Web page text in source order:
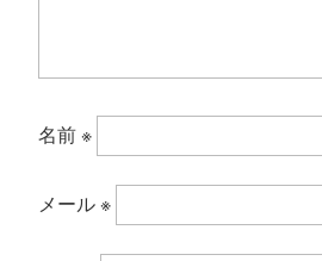
名前 ※
メール ※